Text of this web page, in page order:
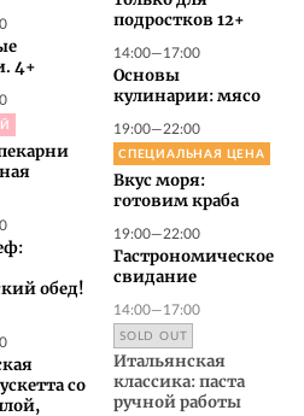
4+
обед!
со
подростков 12+
14:00—17:00
Основы
кулинарии: мясо
19:00—22:00
СПЕЦИАЛЬНАЯ ЦЕНА
Вкус моря:
готовим краба
19:00—22:00
Гастрономическое
свидание
14:00—17:00
SOLD OUT
Итальянская
классика: паста
ручной работы